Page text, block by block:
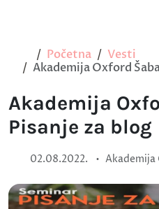
Početna
Vesti
Akademija Oxford
Akademija
Pisanje za blog
02.08.2022. • Akademija